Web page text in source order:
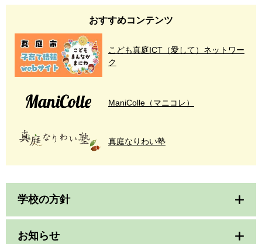
おすすめコンテンツ
こども真庭ICT（愛して）ネットワー
ク
ManiColle（マニコレ）
真庭なりわい塾
学校の方針
お知らせ